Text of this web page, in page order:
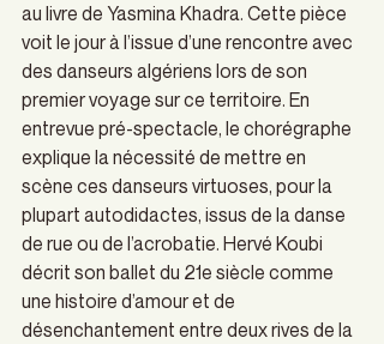
au livre de Yasmina Khadra. Cette pièce
voit le jour à l’issue d’une rencontre avec
des danseurs algériens lors de son
premier voyage sur ce territoire. En
entrevue pré-spectacle, le chorégraphe
explique la nécessité de mettre en
scène ces danseurs virtuoses, pour la
plupart autodidactes, issus de la danse
de rue ou de l’acrobatie. Hervé Koubi
décrit son ballet du 21e siècle comme
une histoire d’amour et de
désenchantement entre deux rives de la